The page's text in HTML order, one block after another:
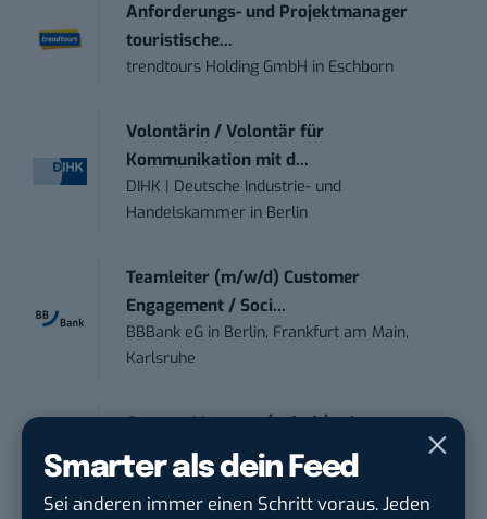
Smarter als dein Feed
Sei anderen immer einen Schritt voraus. Jeden
Anforderungs- und Projektmanager
touristische...
trendtours Holding GmbH in Eschborn
Volontärin / Volontär für
Kommunikation mit d...
DIHK | Deutsche Industrie- und
Handelskammer in Berlin
Teamleiter (m/w/d) Customer
Engagement / Soci...
BBBank eG in Berlin, Frankfurt am Main,
Karlsruhe
Content Manager (m/w/g) mit
Schwerpunkt Socia...
LEUCHTTURM1917in Geesthacht